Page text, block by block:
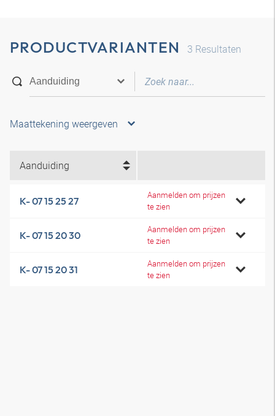
PRODUCTVARIANTEN 3 Resultaten
Maattekening weergeven
Aanduiding
K- 07 15 25 27
Aanmelden om prijzen
te zien
K- 07 15 20 30
Aanmelden om prijzen
te zien
K- 07 15 20 31
Aanmelden om prijzen
te zien